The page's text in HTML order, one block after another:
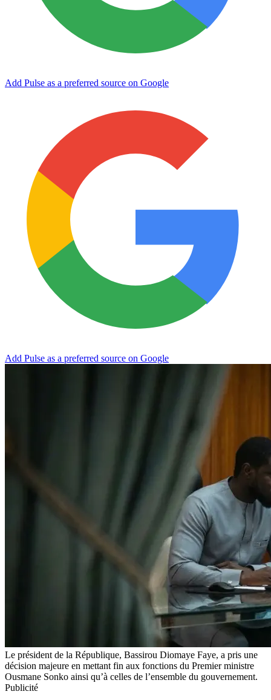
Add Pulse as a preferred source on Google
Add Pulse as a preferred source on Google
Le président de la République, Bassirou Diomaye Faye, a pris une
décision majeure en mettant fin aux fonctions du Premier ministre
Ousmane Sonko ainsi qu’à celles de l’ensemble du gouvernement.
Publicité